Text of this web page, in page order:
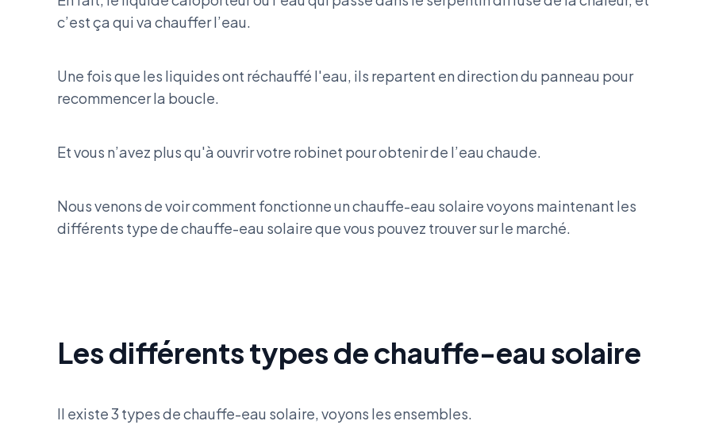
c’est ça qui va chauffer l’eau.
Une fois que les liquides ont réchauffé l'eau, ils repartent en direction du panneau pour
recommencer la boucle.
Et vous n’avez plus qu'à ouvrir votre robinet pour obtenir de l’eau chaude.
Nous venons de voir comment fonctionne un chauffe-eau solaire voyons maintenant les
différents type de chauffe-eau solaire que vous pouvez trouver sur le marché.
Les différents types de chauffe-eau solaire
Il existe 3 types de chauffe-eau solaire, voyons les ensembles.